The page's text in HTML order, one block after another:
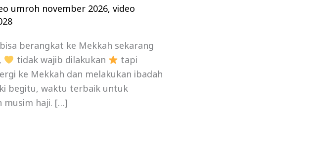
umroh november 2026,video
berangkat ke Mekkah sekarang
tidak wajib dilakukan
tapi
ke Mekkah dan melakukan ibadah
begitu, waktu terbaik untuk
musim haji. […]